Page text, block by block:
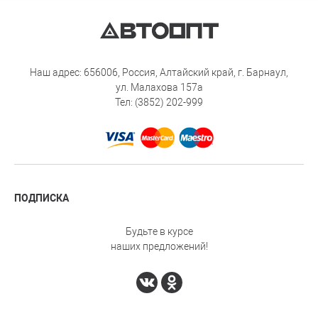
Наш адрес: 656006, Россия, Алтайский край, г. Барнаул,
ул. Малахова 157а
Тел: (3852) 202-999
ПОДПИСКА
Будьте в курсе
наших предложений!